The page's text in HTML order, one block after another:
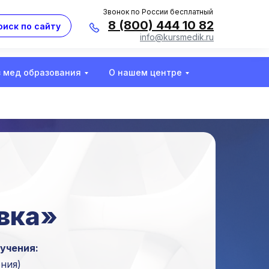
info@kursmedik.ru
8 (800) 444 10 82
Звонок по России бесплатный
по сайту
мед образования О нашем центре